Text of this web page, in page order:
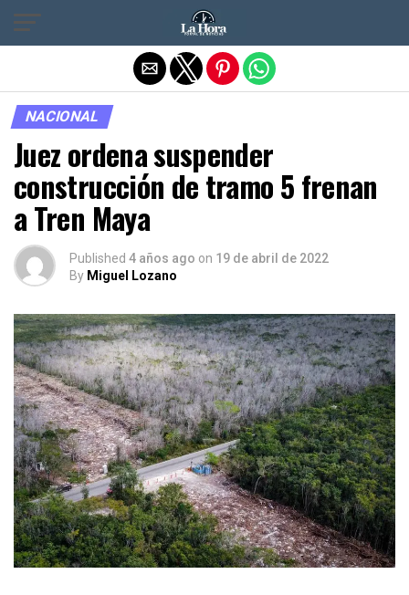
NACIONAL
Juez ordena suspender
construcción de tramo 5 frenan
a Tren Maya
Published 4 años ago on 19 de abril de 2022
By Miguel Lozano
Salir de la versión móvil